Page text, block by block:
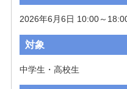
2026年6月6日 10:00～
対象
中学生・高校生